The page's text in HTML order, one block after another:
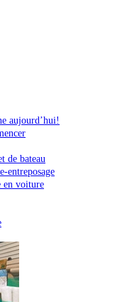
aujourd’hui!
de bateau
entreposage
en voiture